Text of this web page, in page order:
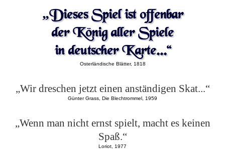
„Dieses Spiel ist offenbar
der König aller Spiele
in deutscher Karte...“
Osterländische Blätter, 1818
„Wir dreschen jetzt einen anständigen Skat...“
Günter Grass, Die Blechtrommel, 1959
„Wenn man nicht ernst spielt, macht es keinen
Spaß.“
Loriot, 1977